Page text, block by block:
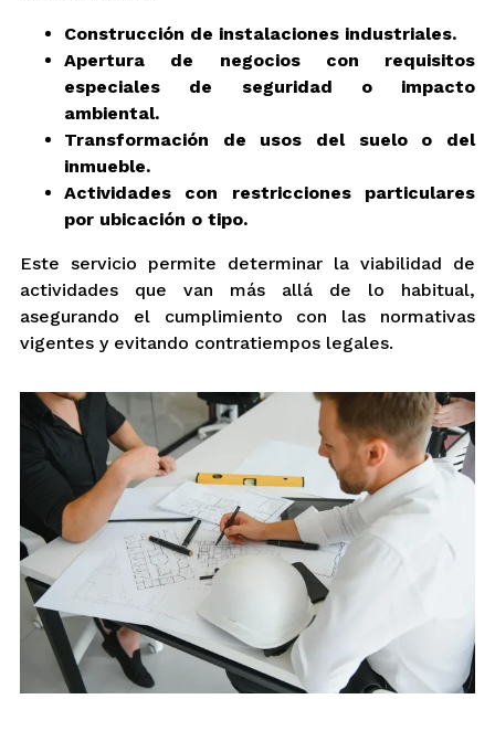
Construcción de instalaciones industriales.
Apertura de negocios con requisitos
especiales de seguridad o impacto
ambiental.
Transformación de usos del suelo o del
inmueble.
Actividades con restricciones particulares
por ubicación o tipo.
Este servicio permite determinar la viabilidad de
actividades que van más allá de lo habitual,
asegurando el cumplimiento con las normativas
vigentes y evitando contratiempos legales.